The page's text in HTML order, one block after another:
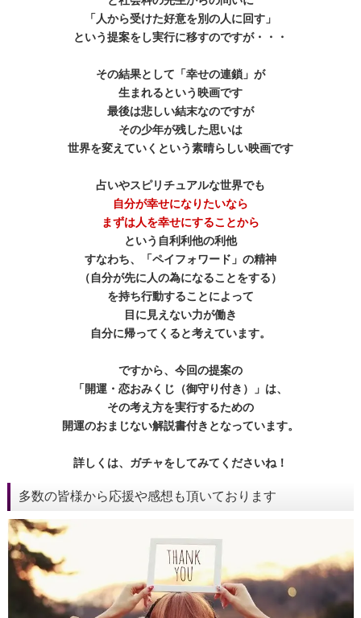
「人から受けた好意を別の人に回す」
という提案をし実行に移すのですが・・・
その結果として「幸せの連鎖」が
生まれるという映画です
最後は悲しい結末なのですが
その少年が残した思いは
世界を変えていくという素晴らしい映画です
占いやスピリチュアルな世界でも
自分が幸せになりたいなら
まずは人を幸せにすることから
という自利利他の利他
すなわち、「ペイフォワード」の精神
（自分が先に人の為になることをする）
を持ち行動することによって
目に見えない力が働き
自分に帰ってくると考えています。
ですから、今回の提案の
「開運・恋おみくじ（御守り付き）」は、
その考え方を実行するための
開運のおまじない解説書付きとなっています。
詳しくは、ガチャをしてみてくださいね！
多数の皆様から応援や感想も頂いております